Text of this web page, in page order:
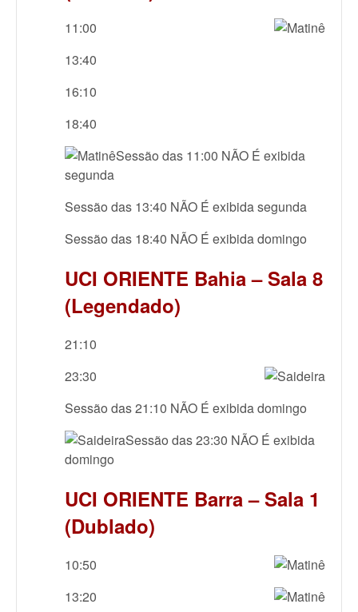
11:00
13:40
16:10
18:40
Sessão das 11:00 NÃO É exibida
segunda
Sessão das 13:40 NÃO É exibida segunda
Sessão das 18:40 NÃO É exibida domingo
UCI ORIENTE Bahia – Sala 8
(Legendado)
21:10
23:30
Sessão das 21:10 NÃO É exibida domingo
Sessão das 23:30 NÃO É exibida
domingo
UCI ORIENTE Barra – Sala 1
(Dublado)
10:50
13:20